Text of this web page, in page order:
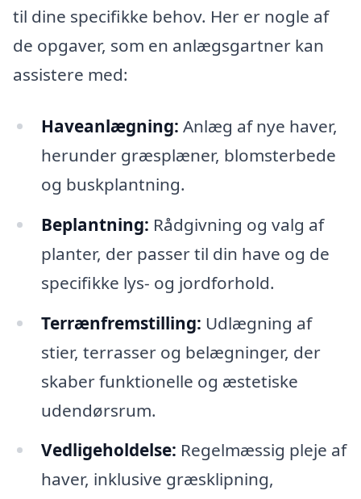
til dine specifikke behov. Her er nogle af
de opgaver, som en anlægsgartner kan
assistere med:
Haveanlægning: Anlæg af nye haver,
herunder græsplæner, blomsterbede
og buskplantning.
Beplantning: Rådgivning og valg af
planter, der passer til din have og de
specifikke lys- og jordforhold.
Terrænfremstilling: Udlægning af
stier, terrasser og belægninger, der
skaber funktionelle og æstetiske
udendørsrum.
Vedligeholdelse: Regelmæssig pleje af
haver, inklusive græsklipning,